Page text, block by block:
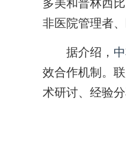
多美和普林西
非医院管理者
据介绍，
效合作机制。
术研讨、经验分